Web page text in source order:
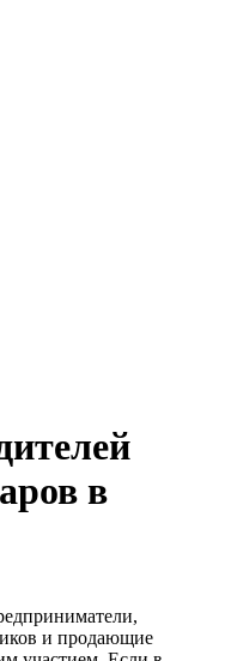
в
и продающие